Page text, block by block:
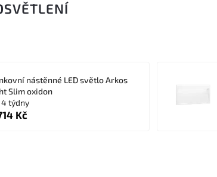
nástěnné LED světlo Arkos
Slim oxidon
4 týdny
Kč